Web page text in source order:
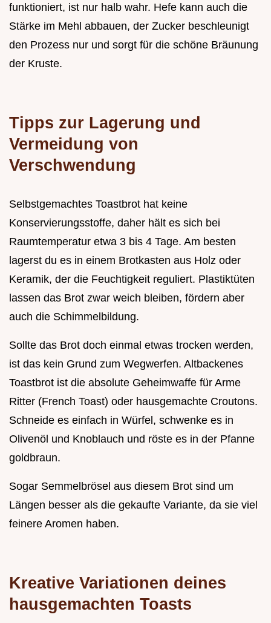
funktioniert, ist nur halb wahr. Hefe kann auch die
Stärke im Mehl abbauen, der Zucker beschleunigt
den Prozess nur und sorgt für die schöne Bräunung
der Kruste.
Tipps zur Lagerung und
Vermeidung von
Verschwendung
Selbstgemachtes Toastbrot hat keine
Konservierungsstoffe, daher hält es sich bei
Raumtemperatur etwa 3 bis 4 Tage. Am besten
lagerst du es in einem Brotkasten aus Holz oder
Keramik, der die Feuchtigkeit reguliert. Plastiktüten
lassen das Brot zwar weich bleiben, fördern aber
auch die Schimmelbildung.
Sollte das Brot doch einmal etwas trocken werden,
ist das kein Grund zum Wegwerfen. Altbackenes
Toastbrot ist die absolute Geheimwaffe für Arme
Ritter (French Toast) oder hausgemachte Croutons.
Schneide es einfach in Würfel, schwenke es in
Olivenöl und Knoblauch und röste es in der Pfanne
goldbraun.
Sogar Semmelbrösel aus diesem Brot sind um
Längen besser als die gekaufte Variante, da sie viel
feinere Aromen haben.
Kreative Variationen deines
hausgemachten Toasts